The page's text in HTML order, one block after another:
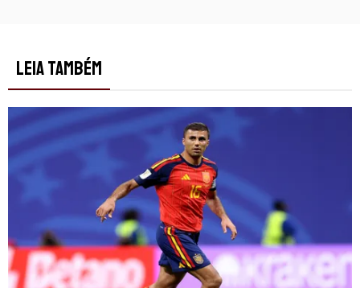
LEIA TAMBÉM